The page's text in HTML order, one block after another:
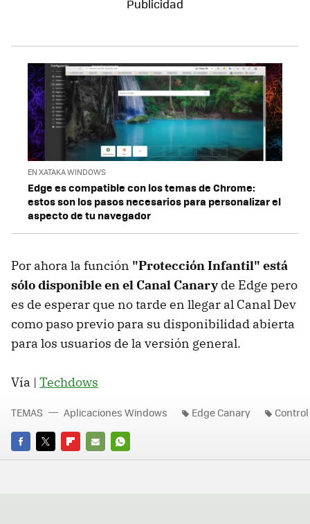
EN XATAKA WINDOWS
Edge es compatible con los temas de Chrome:
estos son los pasos necesarios para personalizar el
aspecto de tu navegador
Por ahora la función "Protección Infantil" está
sólo disponible en el Canal Canaryde Edge pero
es de esperar que no tarde en llegar al Canal Dev
como paso previo para su disponibilidad abierta
para los usuarios de la versión general.
Vía | Techdows
FACEBOOK
TWITTERFLIPBOARD
E-
WHATSAPP
TEMAS Aplicaciones Windows Edge Canary